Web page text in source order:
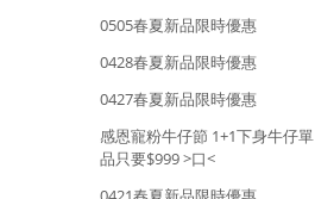
0505春夏新品限時優惠
0428春夏新品限時優惠
0427春夏新品限時優惠
感恩寵粉牛仔節 1+1下身牛仔單
品只要$999 >口<